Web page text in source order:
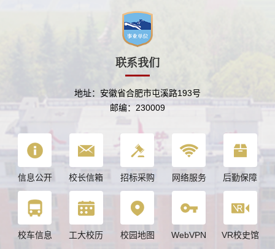
联系我们
地址：安徽省合肥市屯溪路193号
邮编：230009
信息公开 校长信箱 招标采购 网络服务 后勤保障
校车信息 工大校历 校园地图 WebVPN VR校史馆